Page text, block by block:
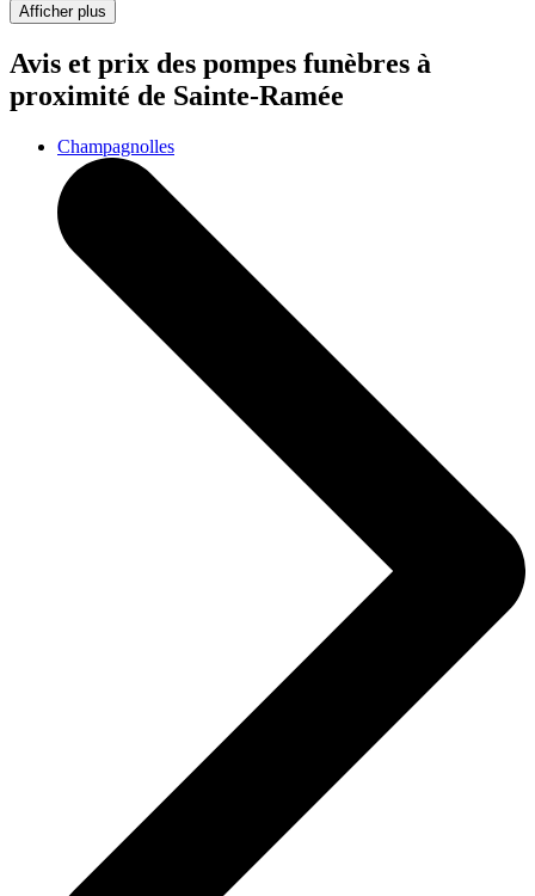
Afficher plus
Avis et prix des pompes funèbres à
proximité de Sainte-Ramée
Champagnolles